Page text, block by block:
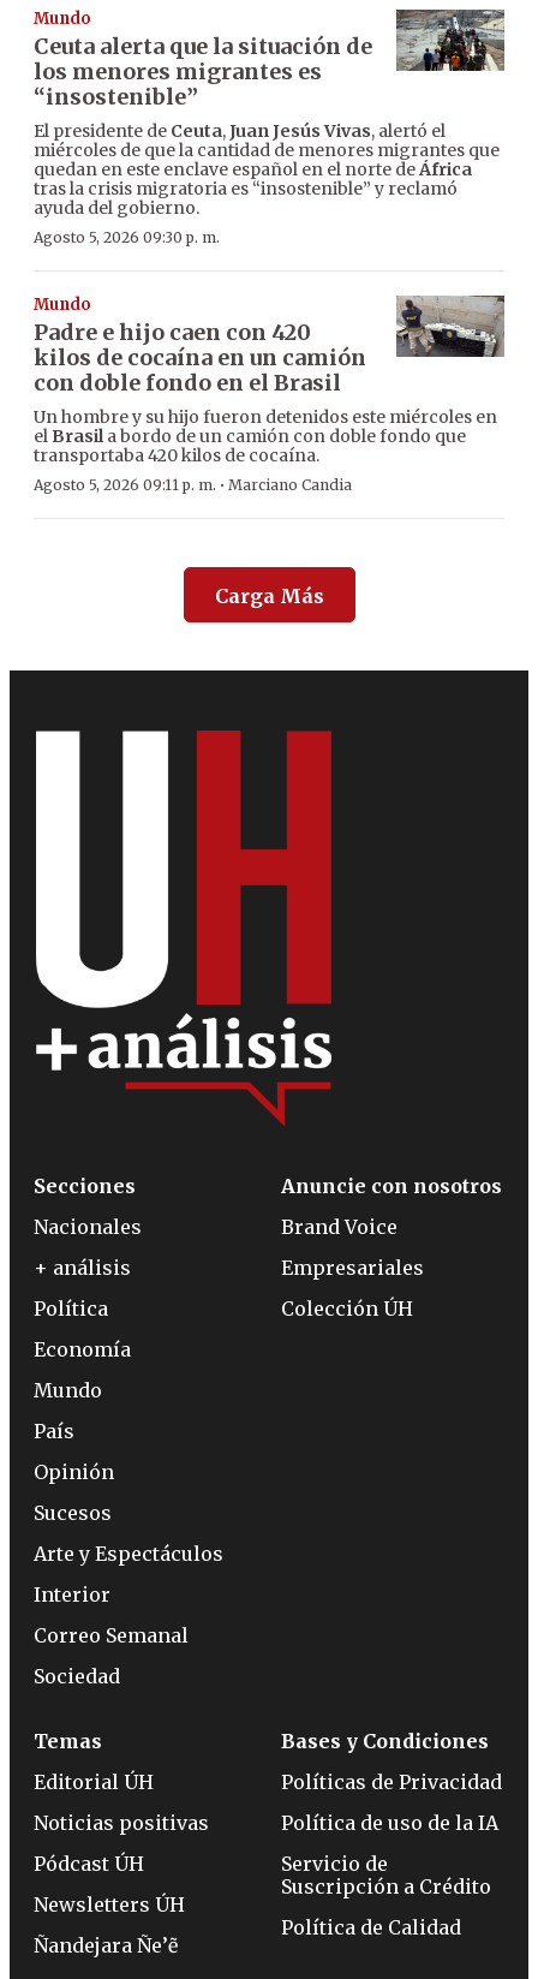
Mundo
Ceuta alerta que la situación de
los menores migrantes es
“insostenible”
El presidente de Ceuta,Juan Jesús Vivas, alertó el
miércoles de que la cantidad de menores migrantes que
quedan en este enclave español en el norte deÁfrica
tras la crisis migratoria es “insostenible” y reclamó
ayuda del gobierno.
Agosto 5, 2026 09:30 p. m.
Mundo
Padre e hijo caen con 420
kilos de cocaína en un camión
con doble fondo en el Brasil
Un hombre y su hijo fueron detenidos este miércoles en
el Brasila bordo de un camión con doble fondo que
transportaba 420 kilos de cocaína.
Agosto 5, 2026 09:11 p. m. · Marciano Candia
Carga Más
Secciones
Nacionales
+ análisis
Política
Economía
Mundo
País
Opinión
Sucesos
Arte y Espectáculos
Interior
Correo Semanal
Sociedad
Anuncie con nosotros
Brand Voice
Empresariales
Colección ÚH
Temas
Editorial ÚH
Noticias positivas
Pódcast ÚH
Newsletters ÚH
Ñandejara Ñe’ẽ
Bases y Condiciones
Políticas de Privacidad
Política de uso de la IA
Servicio de
Suscripción a Crédito
Política de Calidad